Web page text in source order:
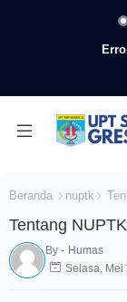
Beranda nuptk
Tentang NUPTK
By - Humas
Selasa, Mei